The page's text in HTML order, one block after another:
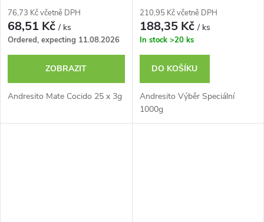
76,73 Kč včetně DPH
68,51 Kč/ ks
Ordered, expecting 11.08.2026
ZOBRAZIT
Andresito Mate Cocido 25 x 3g
210,95 Kč včetně DPH
188,35 Kč/ ks
In stock >20 ks
DO KOŠÍKU
Andresito Výběr Speciální
1000g